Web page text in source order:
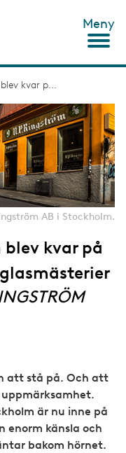
Meny
kvar p...
AB i Stockholm.
kvar på
att stå på. Och att
är nu inne på
enorm känsla och
bakom hörnet.